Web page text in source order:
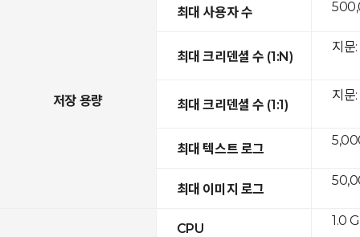
저장 용량
최대 사용자 수
최대 크리덴셜 수 (1:N)
최대 크리덴셜 수 (1:1)
최대 텍스트 로그
최대 이미지 로그
CPU
지
지
1.0